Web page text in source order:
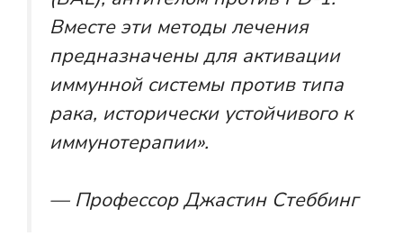
Вместе эти методы лечения
предназначены для активации
иммунной системы против типа
рака, исторически устойчивого к
иммунотерапии».
— Профессор Джастин Стеббинг